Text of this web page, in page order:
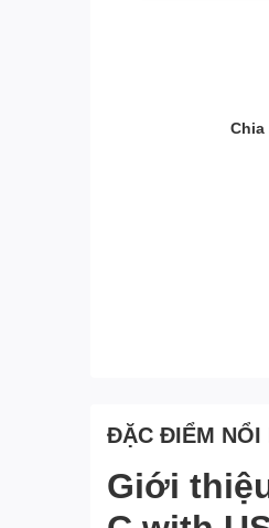
Chia
ĐẶC ĐIỂM NỔI
Giới